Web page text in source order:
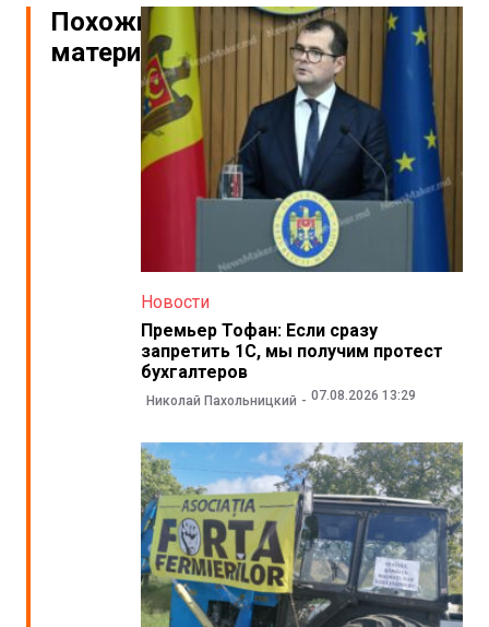
Похожие
материалы
Новости
Премьер Тофан: Если сразу
запретить 1С, мы получим протест
бухгалтеров
Николай Пахольницкий 07.08.2026 13:29